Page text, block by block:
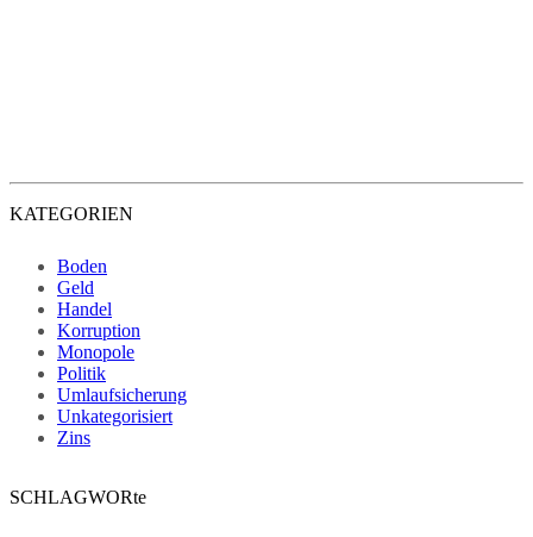
KATEGORIEN
Boden
Geld
Handel
Korruption
Monopole
Politik
Umlaufsicherung
Unkategorisiert
Zins
SCHLAGWORte